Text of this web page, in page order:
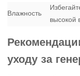
Влажность
высокой
уходу за